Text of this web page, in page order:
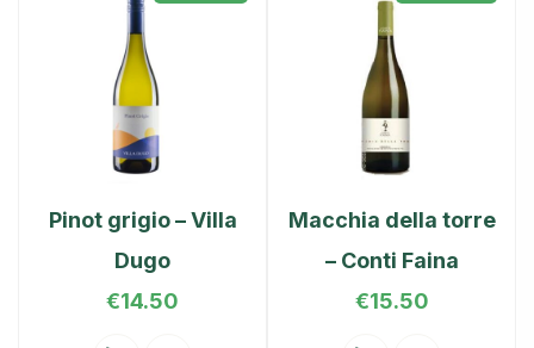
Pinot grigio – Villa
Dugo
€14.50
Macchia della torre
– Conti Faina
€15.50